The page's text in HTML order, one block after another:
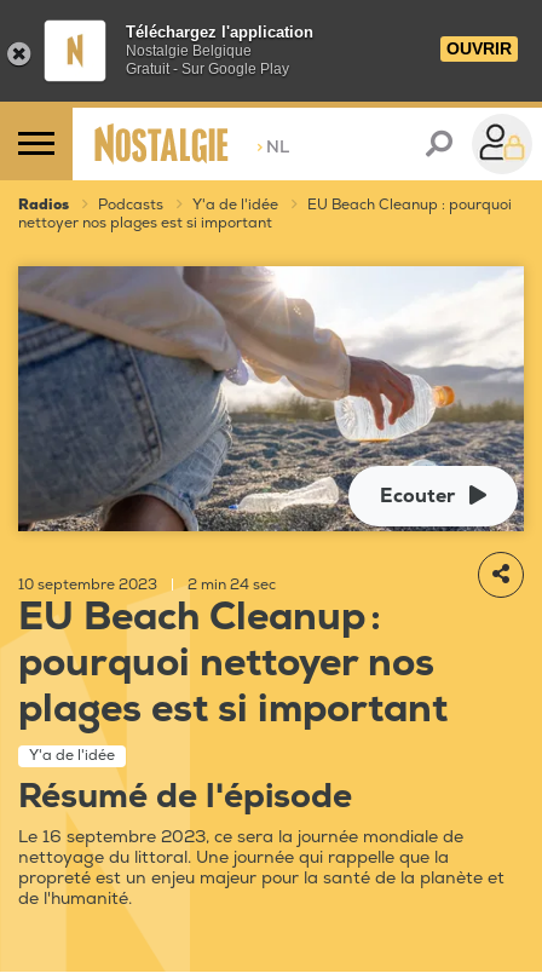
Téléchargez l'application
Nostalgie Belgique
Gratuit - Sur Google Play
OUVRIR
> NL
Radios Podcasts Y'a de l'idée
EU Beach Cleanup : pourquoi
nettoyer nos plages est si important
Ecouter
10 septembre 2023 2 min 24 sec
EU Beach Cleanup :
pourquoi nettoyer nos
plages est si important
Y'a de l'idée
Résumé de l'épisode
Le 16 septembre 2023, ce sera la journée mondiale de
nettoyage du littoral. Une journée qui rappelle que la
propreté est un enjeu majeur pour la santé de la planète et
de l'humanité.